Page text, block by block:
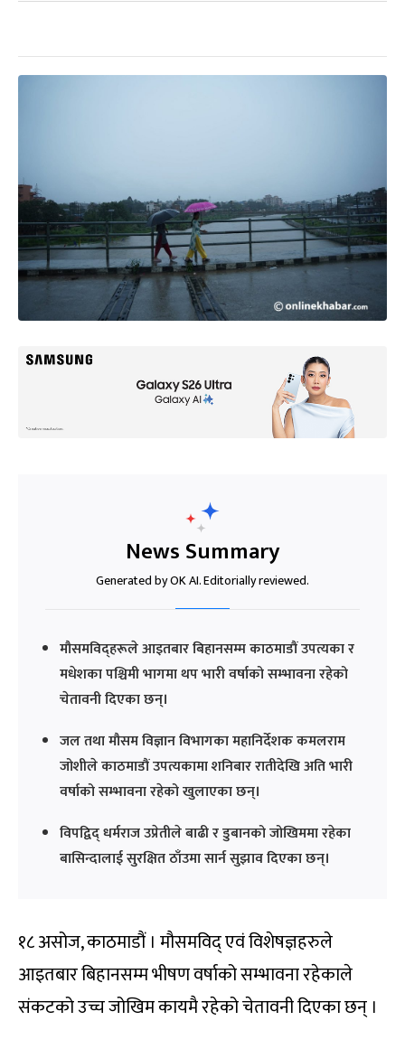
News Summary
Generated by OK AI. Editorially reviewed.
मौसमविद्हरूले आइतबार बिहानसम्म काठमाडौं उपत्यका र
मधेशका पश्चिमी भागमा थप भारी वर्षाको सम्भावना रहेको
चेतावनी दिएका छन्।
जल तथा मौसम विज्ञान विभागका महानिर्देशक कमलराम
जोशीले काठमाडौं उपत्यकामा शनिबार रातीदेखि अति भारी
वर्षाको सम्भावना रहेको खुलाएका छन्।
विपद्विद् धर्मराज उप्रेतीले बाढी र डुबानको जोखिममा रहेका
बासिन्दालाई सुरक्षित ठाँउमा सार्न सुझाव दिएका छन्।
१८ असोज, काठमाडौं । मौसमविद् एवं विशेषज्ञहरुले
आइतबार बिहानसम्म भीषण वर्षाको सम्भावना रहेकाले
संकटको उच्च जोखिम कायमै रहेको चेतावनी दिएका छन् ।